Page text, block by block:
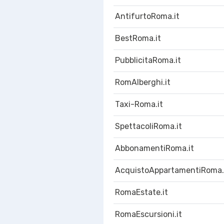
AntifurtoRoma.it
BestRoma.it
PubblicitaRoma.it
RomAlberghi.it
Taxi-Roma.it
SpettacoliRoma.it
AbbonamentiRoma.it
RomaEstate.it
RomaEscursioni.it